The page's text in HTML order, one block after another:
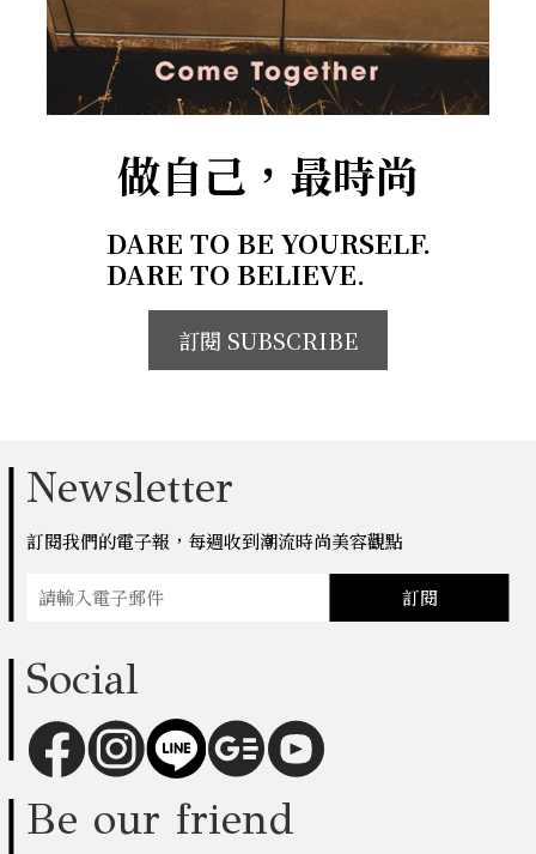
做自己，最時尚
DARE TO BE YOURSELF.
DARE TO BELIEVE.
訂閱 SUBSCRIBE
Newsletter
訂閱我們的電子報，每週收到潮流時尚美容觀點
訂閱
Social
Be our friend